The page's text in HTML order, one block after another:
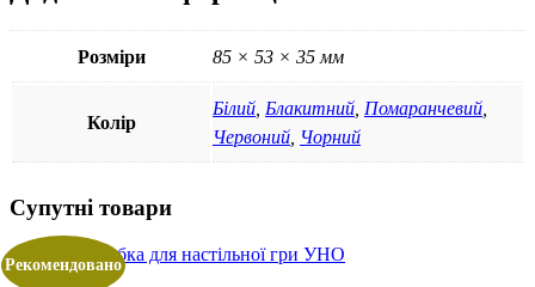
Розміри 85 × 53 × 35 мм
Колір
Білий Блакитний Помаранчевий
Червоний Чорний
Супутні товари
Рекомендовано